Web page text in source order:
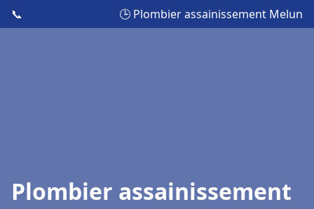
📞 🕒 Plombier assainissement Melun
Plombier assainissement